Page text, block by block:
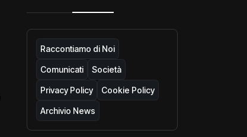
Raccontiamo di Noi
Comunicati Società
Privacy Policy Cookie Policy
Archivio News